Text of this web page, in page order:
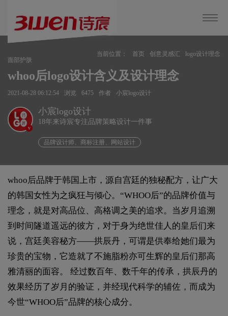
当前位置： 首页 创意灵感汇
logo设计理念
面部护肤
whoo后logo设计含义及设计理念
2021-08-28 06:12:54 浏览 6475 作者 小宸logo设计
v
小宸logo设计
18年来诗宸专注品牌策略设计一件事
品牌设计师、商标注册、网站设计
whoo后品牌于韩国上市，源自宫廷的独秘配方，让广大
的韩国女性为之疯狂与倾心。“WHOO后”的品牌价值与
理念，就是对高品位、高格调之美的追求。当岁月追溯
到时间隧道遥远的彼方，对于身为绝世佳人的皇后们来
说，宫廷美容秘方——拱辰丹，可谓是供奉给她们最为
珍贵的宝物，它造就了不施脂粉亦可生辉的皇后们那高
雅清丽的面容。 经过数百年、数千年的传承，拱辰丹的
效果经历了岁月的验证，并经现代科学的辅佐，而成为
今世“WHOO后”品牌的核心成分。